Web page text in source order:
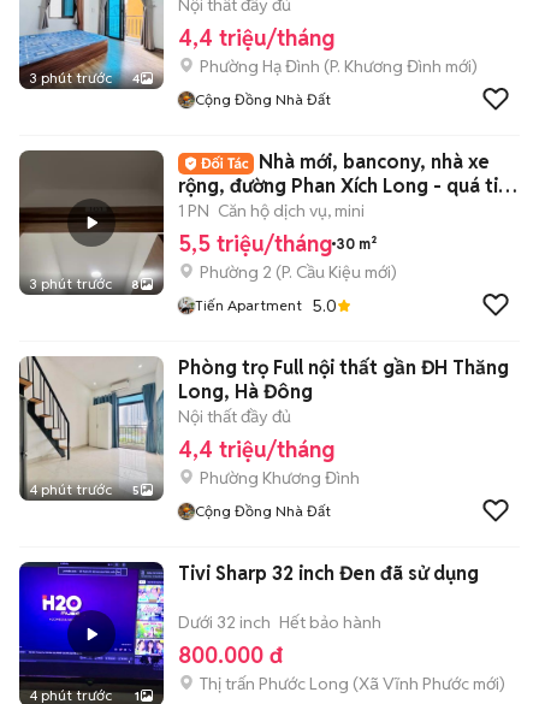
3 phút trước 4
Nội thất đầy đủ
4,4 triệu/tháng
Phường Hạ Đình (P. Khương Đình mới)
Cộng Đồng Nhà Đất
3 phút trước 8
Nhà mới, bancony, nhà xe
rộng, đường Phan Xích Long - quá tiện
ích
1 PN Căn hộ dịch vụ, mini
5,5 triệu/tháng 30 m²
Phường 2 (P. Cầu Kiệu mới)
Tiến Apartment 5.0
4 phút trước 5
Phòng trọ Full nội thất gần ĐH Thăng
Long, Hà Đông
Nội thất đầy đủ
4,4 triệu/tháng
Phường Khương Đình
Cộng Đồng Nhà Đất
4 phút trước 1
Tivi Sharp 32 inch Đen đã sử dụng
Dưới 32 inch Hết bảo hành
800.000 đ
Thị trấn Phước Long (Xã Vĩnh Phước mới)